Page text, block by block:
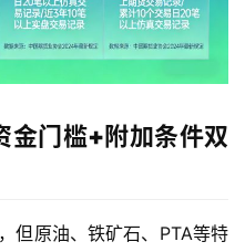
金门槛+附加条件双
但原油、铁矿石、PTA等特